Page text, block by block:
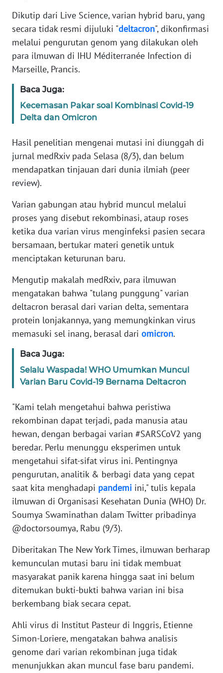
Dikutip dari Live Science, varian hybrid baru, yang
secara tidak resmi dijuluki "deltacron", dikonfirmasi
melalui pengurutan genom yang dilakukan oleh
para ilmuwan di IHU Méditerranée Infection di
Marseille, Prancis.
Baca Juga:
Kecemasan Pakar soal Kombinasi Covid-19
Delta dan Omicron
Hasil penelitian mengenai mutasi ini diunggah di
jurnal medRxiv pada Selasa (8/3), dan belum
mendapatkan tinjauan dari dunia ilmiah (peer
review).
Varian gabungan atau hybrid muncul melalui
proses yang disebut rekombinasi, ataup roses
ketika dua varian virus menginfeksi pasien secara
bersamaan, bertukar materi genetik untuk
menciptakan keturunan baru.
Mengutip makalah medRxiv, para ilmuwan
mengatakan bahwa "tulang punggung" varian
deltacron berasal dari varian delta, sementara
protein lonjakannya, yang memungkinkan virus
memasuki sel inang, berasal dari omicron.
Baca Juga:
Selalu Waspada! WHO Umumkan Muncul
Varian Baru Covid-19 Bernama Deltacron
"Kami telah mengetahui bahwa peristiwa
rekombinan dapat terjadi, pada manusia atau
hewan, dengan berbagai varian #SARSCoV2 yang
beredar. Perlu menunggu eksperimen untuk
mengetahui sifat-sifat virus ini. Pentingnya
pengurutan, analitik & berbagi data yang cepat
saat kita menghadapi pandemi ini," tulis kepala
ilmuwan di Organisasi Kesehatan Dunia (WHO) Dr.
Soumya Swaminathan dalam Twitter pribadinya
@doctorsoumya, Rabu (9/3).
Diberitakan The New York Times, ilmuwan berharap
kemunculan mutasi baru ini tidak membuat
masyarakat panik karena hingga saat ini belum
ditemukan bukti-bukti bahwa varian ini bisa
berkembang biak secara cepat.
Ahli virus di Institut Pasteur di Inggris, Etienne
Simon-Loriere, mengatakan bahwa analisis
genome dari varian rekombinan juga tidak
menunjukkan akan muncul fase baru pandemi.
INDEKS
BERITA
KONTAK
KAMI
INFO
IKLAN
TENTANG
PEDOMAN
MEDIA
REDAKSI
KARIR
DISCLAIMER
Wahana
News
Regional
SUMUT
WN
WN
JABAR
WN
BANTEN
NTT
WN
WN
PAPUA
WN
BARAT
WN
RIAU